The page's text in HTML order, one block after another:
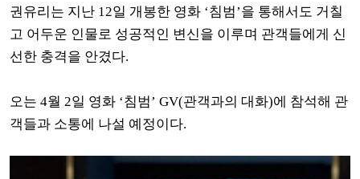
권유리는 지난 12일 개봉한 영화 ‘침범’을 통해서도 거칠
고 어두운 인물로 성공적인 변신을 이루며 관객들에게 신
선한 충격을 안겼다.
오는 4월 2일 영화 ‘침범’ GV(관객과의 대화)에 참석해 관
객들과 소통에 나설 예정이다.